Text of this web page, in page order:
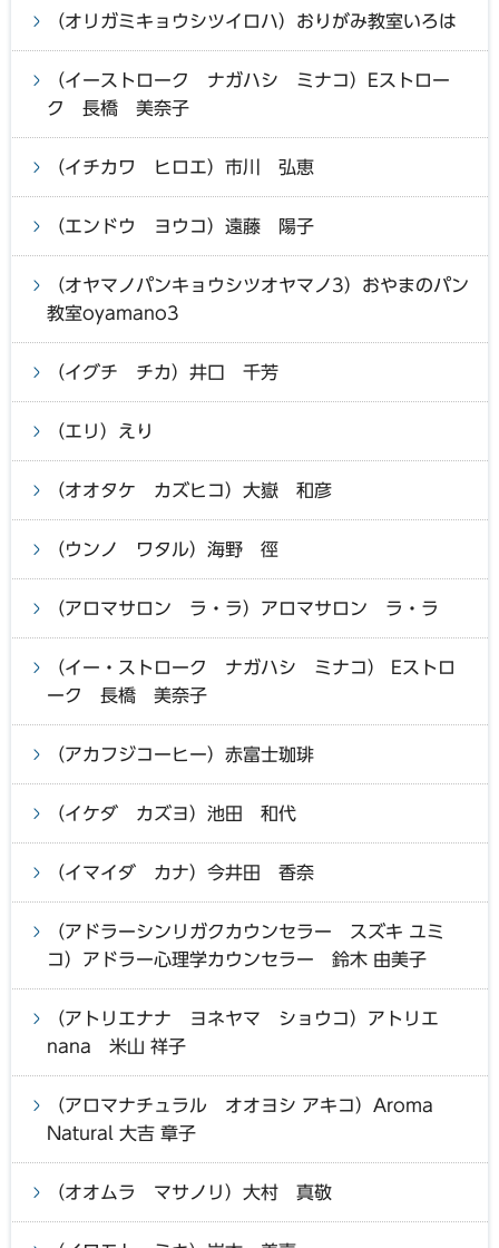
（オリガミキョウシツイロハ）おりがみ教室いろは
（イーストローク ナガハシ ミナコ）Eストロー
ク 長橋 美奈子
（イチカワ ヒロエ）市川 弘恵
（エンドウ ヨウコ）遠藤 陽子
（オヤマノパンキョウシツオヤマノ3）おやまのパン
教室oyamano3
（イグチ チカ）井口 千芳
（エリ）えり
（オオタケ カズヒコ）大嶽 和彦
（ウンノ ワタル）海野 徑
（アロマサロン ラ・ラ）アロマサロン ラ・ラ
（イー・ストローク ナガハシ ミナコ） Eストロ
ーク 長橋 美奈子
（アカフジコーヒー）赤富士珈琲
（イケダ カズヨ）池田 和代
（イマイダ カナ）今井田 香奈
（アドラーシンリガクカウンセラー スズキ ユミ
コ）アドラー心理学カウンセラー 鈴木 由美子
（アトリエナナ ヨネヤマ ショウコ）アトリエ
nana 米山 祥子
（アロマナチュラル オオヨシ アキコ）Aroma
Natural 大吉 章子
（オオムラ マサノリ）大村 真敬